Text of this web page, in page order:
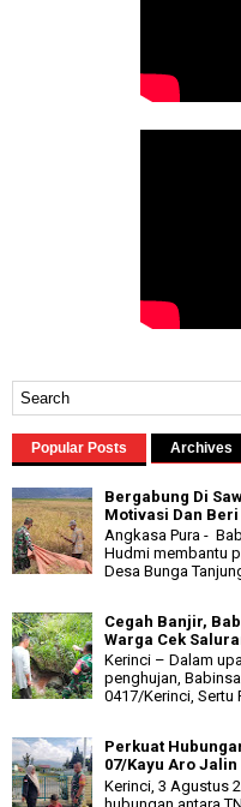
Popular Posts Archives
Bergabung Di
Motivasi Dan
Angkasa Pura -
Hudmi membantu
Desa Bunga
Cegah Banjir,
Warga Cek
Kerinci – Dalam
penghujan,
0417/Kerinci, Sertu
Perkuat
07/Kayu Aro
Kerinci, 3 Agustus